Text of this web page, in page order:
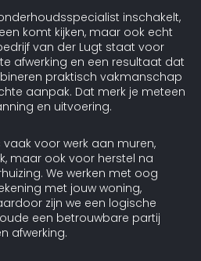
inschakelt,
komt kijken, maar ook echt
van der Lugt staat voor
afwerking en een resultaat dat
praktisch vakmanschap
aanpak. Dat merk je meteen
en uitvoering.
vaak voor werk aan muren,
maar ook voor herstel na
We werken met oog
met jouw woning,
zijn we een logische
een betrouwbare partij
afwerking.